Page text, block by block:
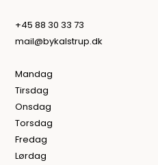
+45 88 30 33 73
mail@bykalstrup.dk
Mandag
Tirsdag
Onsdag
Torsdag
Fredag
Lørdag